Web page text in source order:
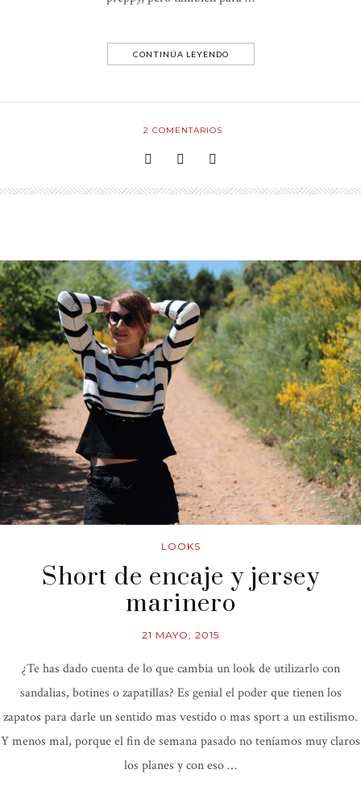
CONTINÚA LEYENDO
2 COMENTARIOS
LOOKS
Short de encaje y jersey
marinero
21 MAYO, 2015
¿Te has dado cuenta de lo que cambia un look de utilizarlo con
sandalias, botines o zapatillas? Es genial el poder que tienen los
zapatos para darle un sentido mas vestido o mas sport a un estilismo.
Y menos mal, porque el fin de semana pasado no teníamos muy claros
los planes y con eso …